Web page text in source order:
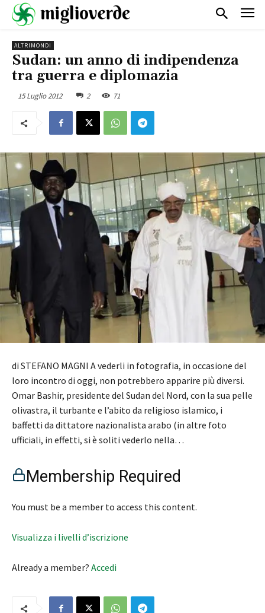
ALTRIMONDI
Sudan: un anno di indipendenza
tra guerra e diplomazia
15 Luglio 2012 2 71
di STEFANO MAGNI A vederli in fotografia, in occasione del
loro incontro di oggi, non potrebbero apparire più diversi.
Omar Bashir, presidente del Sudan del Nord, con la sua pelle
olivastra, il turbante e l’abito da religioso islamico, i
baffetti da dittatore nazionalista arabo (in altre foto
ufficiali, in effetti, si è soliti vederlo nella…
Membership Required
You must be a member to access this content.
Visualizza i livelli d’iscrizione
Already a member? Accedi